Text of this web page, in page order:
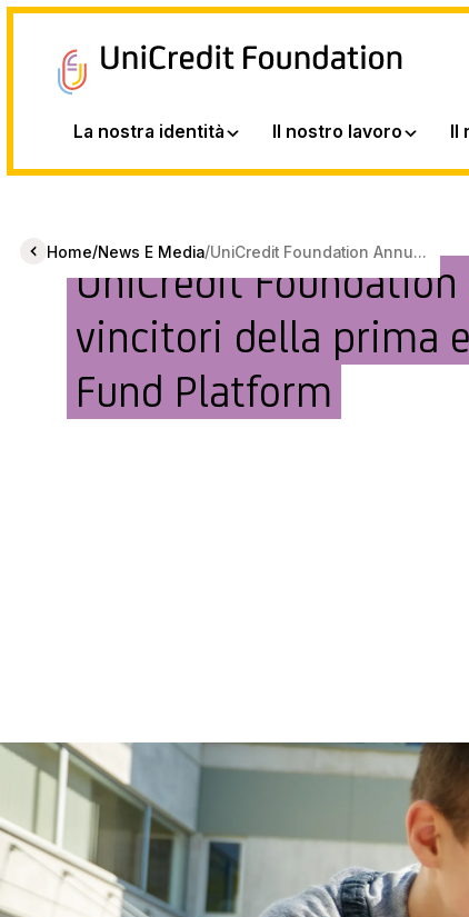
La nostra identità Il nostro lavoro Il
Home/News E Media/UniCredit Foundation Annu...
UniCredit
vincitori della prima
Fund Platform